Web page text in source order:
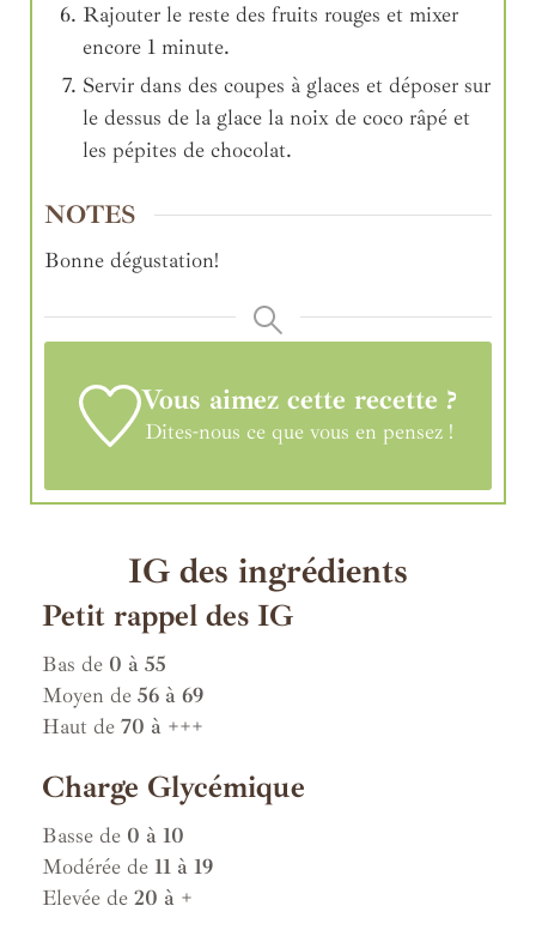
Rajouter le reste des fruits rouges et mixer
encore 1 minute.
Servir dans des coupes à glaces et déposer sur
le dessus de la glace la noix de coco râpé et
les pépites de chocolat.
NOTES
Bonne dégustation!
Vous aimez cette recette ?
Dites-nous ce que vous en pensez !
IG des ingrédients
Petit rappel des IG
Bas de 0 à 55
Moyen de 56 à 69
Haut de 70 à +++
Charge Glycémique
Basse de 0 à 10
Modérée de 11 à 19
Elevée de 20 à +